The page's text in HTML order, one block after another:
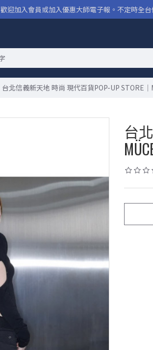
歡迎加入會員或加入優惠大師電子報。不定時全台
台北信義新天地 時尚 現代百貨POP-UP STORE
台